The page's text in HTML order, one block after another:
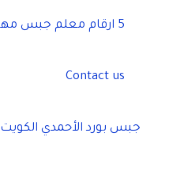
5 ارقام معلم جبس مهارات عالية الكويت 51489400
Contact us
جبس بورد الأحمدي الكويت 51489400